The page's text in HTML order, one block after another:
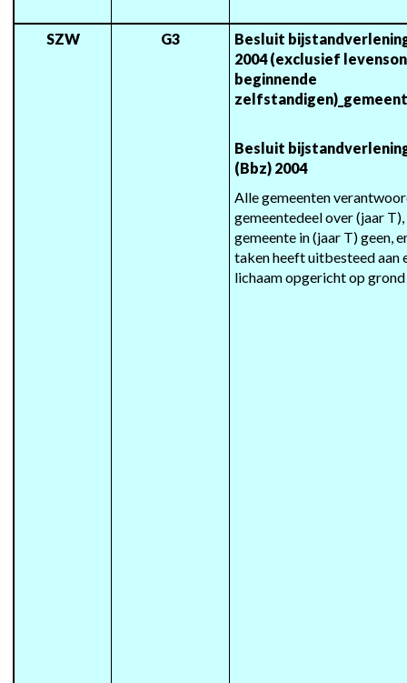
SZW G3
Besluit
2004 (exclusief
beginnende
Besluit
(Bbz) 2004
Alle gemeenten
gemeentedeel over (jaar
gemeente in (jaar T) geen,
taken heeft uitbesteed aan
lichaam opgericht op grond